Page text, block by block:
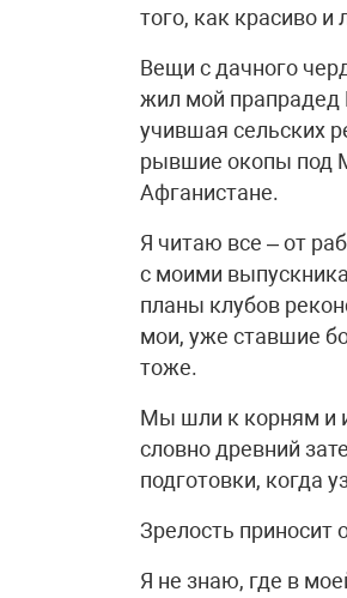
того, как красиво и
Вещи с дачного
жил мой прапрадед
учившая сельских
рывшие окопы под
Афганистане.
Я читаю все – от
с моими
планы клубов
мои, уже ставшие
тоже.
Мы шли к корням и
словно древний
подготовки, когда
Зрелость приносит
Я не знаю, где в